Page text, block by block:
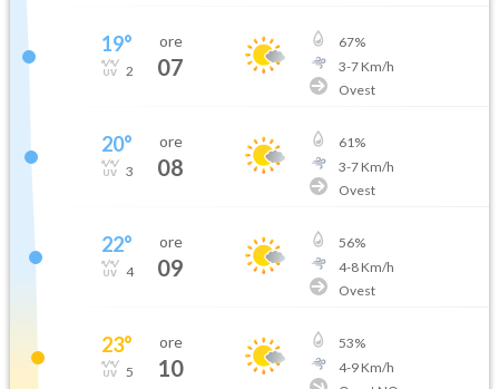
19°
2
ore
07
67%
3-7Km/h
Ovest
20°
3
ore
08
61%
3-7Km/h
Ovest
22°
4
ore
09
56%
4-8Km/h
Ovest
23°
5
ore
10
53%
4-9Km/h